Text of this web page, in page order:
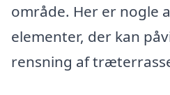
område. Her er nogle
elementer, der kan
rensning af